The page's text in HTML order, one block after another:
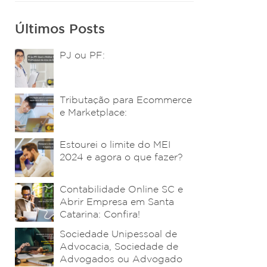
Últimos Posts
PJ ou PF:
Tributação para Ecommerce
e Marketplace:
Estourei o limite do MEI
2024 e agora o que fazer?
Contabilidade Online SC e
Abrir Empresa em Santa
Catarina: Confira!
Sociedade Unipessoal de
Advocacia, Sociedade de
Advogados ou Advogado